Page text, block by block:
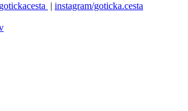
| instagram/goticka.cesta